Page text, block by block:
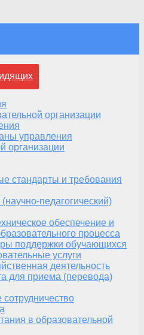
организации
управления
организации
стандарты и требования
педагогический)
обеспечение и
процесса
поддержки обучающихся
услуги
деятельность
для приема (перевода)
в образовательной